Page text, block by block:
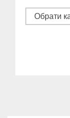
Категорії